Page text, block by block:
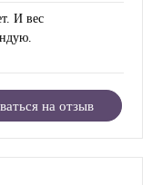
И вес
на отзыв